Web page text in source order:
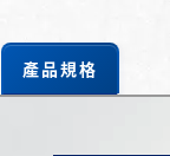
產品規格